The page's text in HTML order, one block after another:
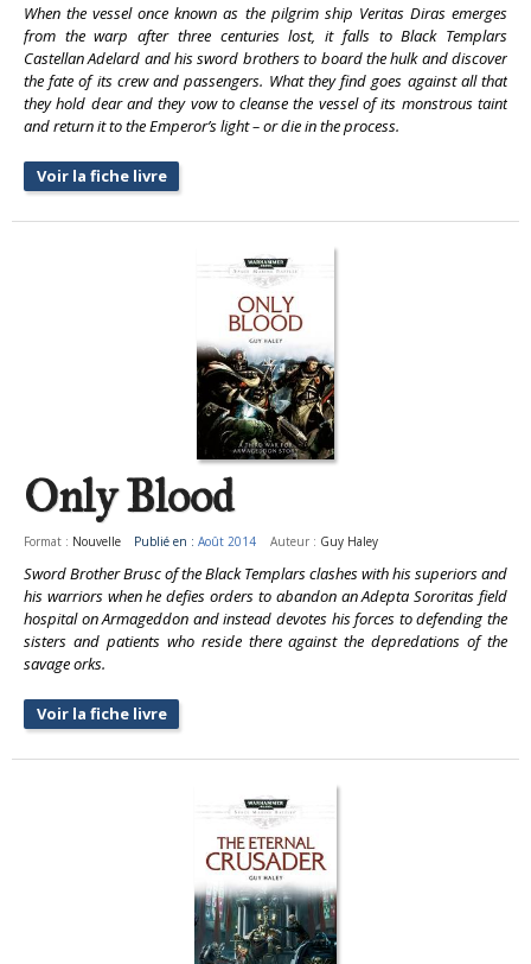
When the vessel once known as the pilgrim ship Veritas Diras emerges
from the warp after three centuries lost, it falls to Black Templars
Castellan Adelard and his sword brothers to board the hulk and discover
the fate of its crew and passengers. What they find goes against all that
they hold dear and they vow to cleanse the vessel of its monstrous taint
and return it to the Emperor’s light – or die in the process.
Voir la fiche livre
Only Blood
Format : Nouvelle Publié en :Août 2014 Auteur : Guy Haley
Sword Brother Brusc of the Black Templars clashes with his superiors and
his warriors when he defies orders to abandon an Adepta Sororitas field
hospital on Armageddon and instead devotes his forces to defending the
sisters and patients who reside there against the depredations of the
savage orks.
Voir la fiche livre